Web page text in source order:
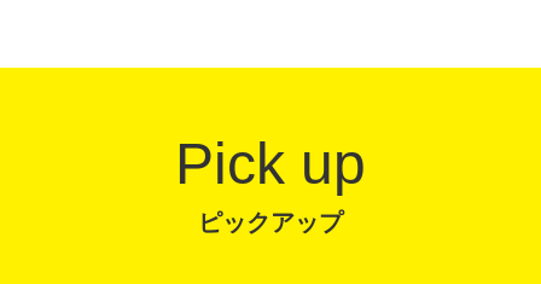
Pick up
ピックアップ